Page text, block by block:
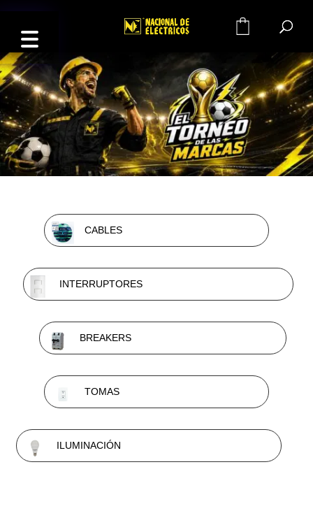
CABLES
INTERRUPTORES
BREAKERS
TOMAS
ILUMINACIÓN